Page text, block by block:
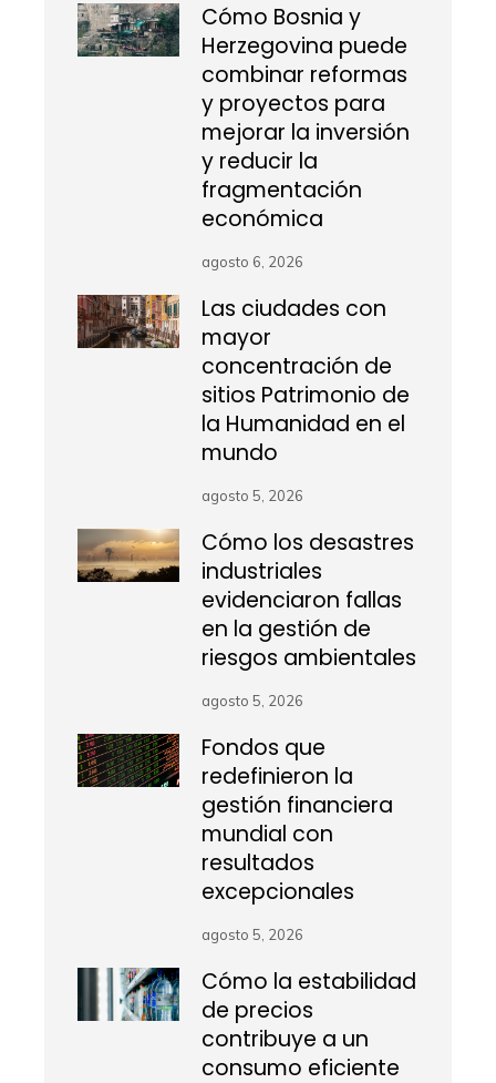
Cómo Bosnia y
Herzegovina puede
combinar reformas
y proyectos para
mejorar la inversión
y reducir la
fragmentación
económica
agosto 6, 2026
Las ciudades con
mayor
concentración de
sitios Patrimonio de
la Humanidad en el
mundo
agosto 5, 2026
Cómo los desastres
industriales
evidenciaron fallas
en la gestión de
riesgos ambientales
agosto 5, 2026
Fondos que
redefinieron la
gestión financiera
mundial con
resultados
excepcionales
agosto 5, 2026
Cómo la estabilidad
de precios
contribuye a un
consumo eficiente